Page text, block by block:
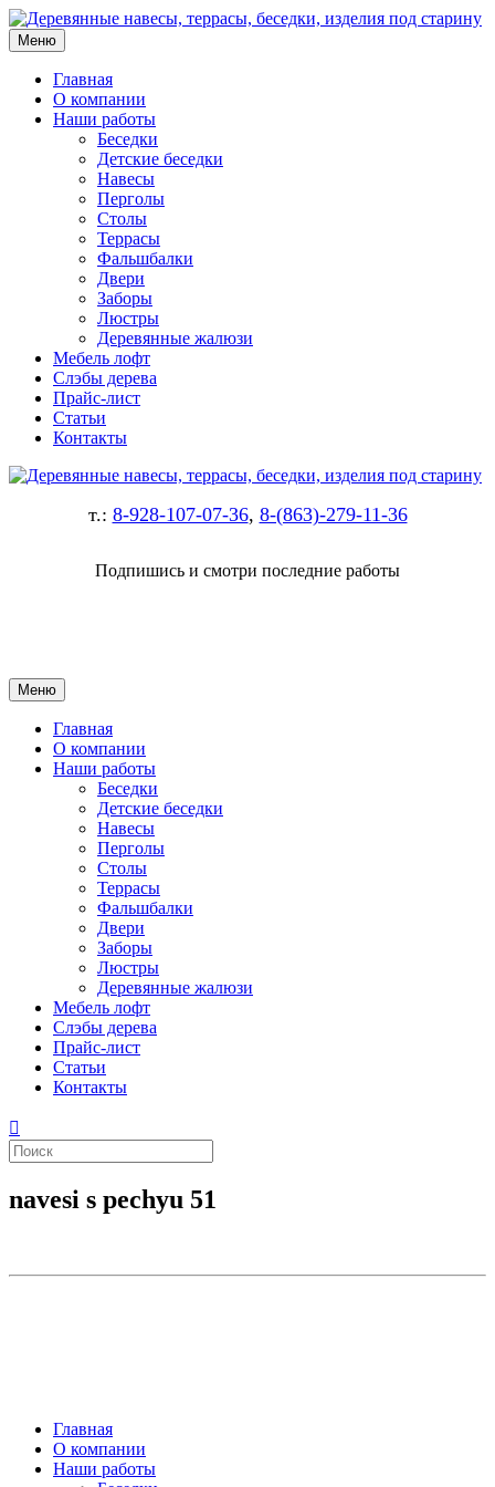
Меню
Главная
О компании
Наши работы
Беседки
Детские беседки
Навесы
Перголы
Столы
Террасы
Фальшбалки
Двери
Заборы
Люстры
Деревянные жалюзи
Мебель лофт
Слэбы дерева
Прайс-лист
Статьи
Контакты
т.: 8-928-107-07-36, 8-(863)-279-11-36
Подпишись и смотри последние работы
Меню
Главная
О компании
Наши работы
Беседки
Детские беседки
Навесы
Перголы
Столы
Террасы
Фальшбалки
Двери
Заборы
Люстры
Деревянные жалюзи
Мебель лофт
Слэбы дерева
Прайс-лист
Статьи
Контакты
navesi s pechyu 51
Главная
О компании
Наши работы